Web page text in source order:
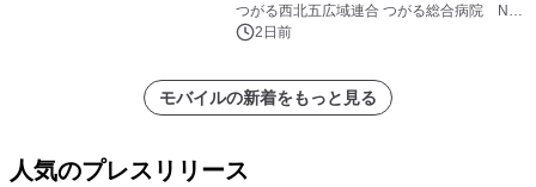
つがる西北五広域連合 つがる総合病院 NTT
ドコモビジネス株式会社
2日前
モバイルの新着をもっと見る
人気のプレスリリース